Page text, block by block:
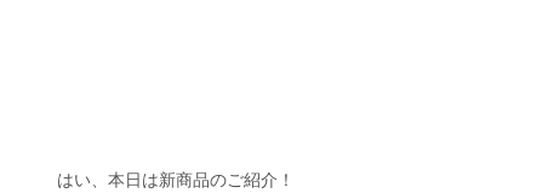
はい、本日は新商品のご紹介！